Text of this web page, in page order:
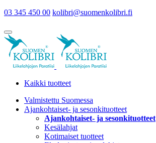
03 345 450 00 kolibri@suomenkolibri.fi
Kaikki tuotteet
Valmistettu Suomessa
Ajankohtaiset- ja sesonkituotteet
Ajankohtaiset- ja sesonkituotteet
Kesälahjat
Kotimaiset tuotteet